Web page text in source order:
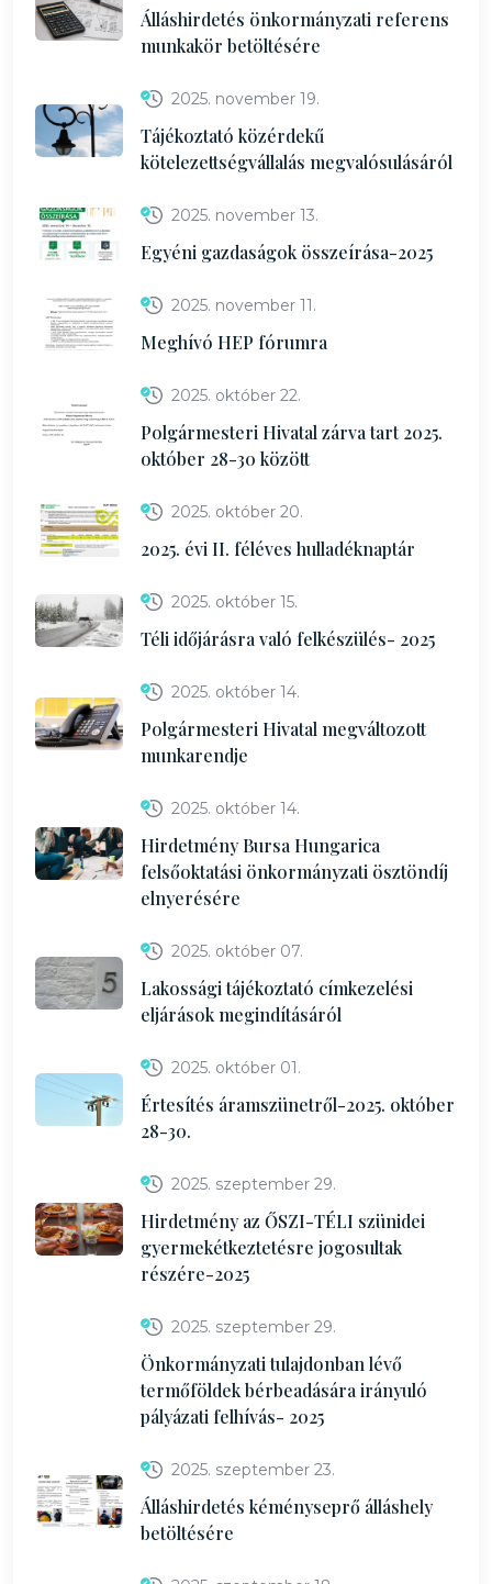
Álláshirdetés önkormányzati referens
munkakör betöltésére
2025. november 19.
Tájékoztató közérdekű
kötelezettségvállalás megvalósulásáról
2025. november 13.
Egyéni gazdaságok összeírása-2025
2025. november 11.
Meghívó HEP fórumra
2025. október 22.
Polgármesteri Hivatal zárva tart 2025.
október 28-30 között
2025. október 20.
2025. évi II. féléves hulladéknaptár
2025. október 15.
Téli időjárásra való felkészülés- 2025
2025. október 14.
Polgármesteri Hivatal megváltozott
munkarendje
2025. október 14.
Hirdetmény Bursa Hungarica
felsőoktatási önkormányzati ösztöndíj
elnyerésére
2025. október 07.
Lakossági tájékoztató címkezelési
eljárások megindításáról
2025. október 01.
Értesítés áramszünetről-2025. október
28-30.
2025. szeptember 29.
Hirdetmény az ŐSZI-TÉLI szünidei
gyermekétkeztetésre jogosultak
részére-2025
2025. szeptember 29.
Önkormányzati tulajdonban lévő
termőföldek bérbeadására irányuló
pályázati felhívás- 2025
2025. szeptember 23.
Álláshirdetés kéményseprő álláshely
betöltésére